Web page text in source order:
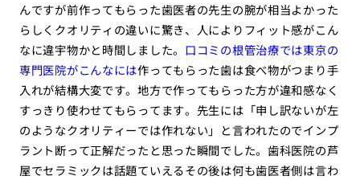
んですが前作ってもらった歯医者の先生の腕が相当よかった
らしくクオリティの違いに驚き、人によりフィット感がこん
なに違宇物かと時間しました。 口コミの根管治療では東京の
専門医院がこんなには作ってもらった歯は食べ物がつまり手
入れが結構大変です。地方で作ってもらった方が違和感なく
すっきり使わせてもらってます。先生には「申し訳ないが左
のようなクオリティーでは作れない」と言われたのでインプ
ラント断って正解だったと思った瞬間でした。歯科医院の芦
屋でセラミックは話題ていえるその後は何も歯医者側は言わ